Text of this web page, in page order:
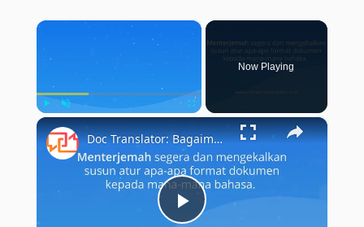
×
Play Unmute Fullscreen
Now Playing
×
Doc Translator: Bagaimana saya menggunakan penterjemah dokumen?